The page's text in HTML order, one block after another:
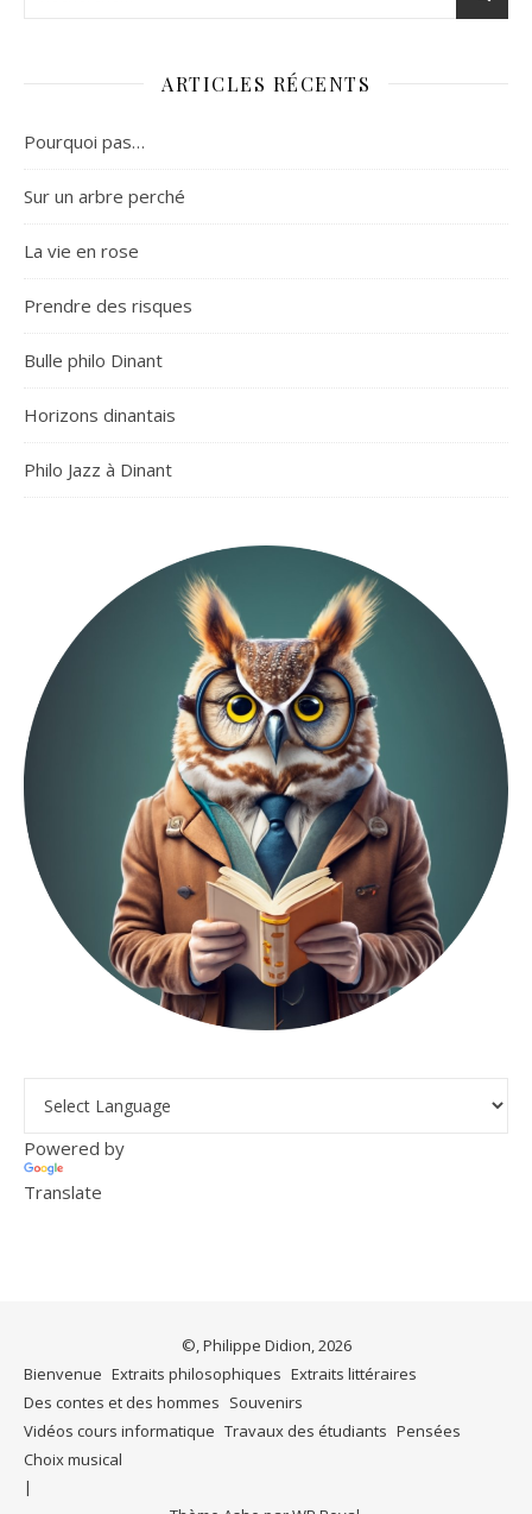
ARTICLES RÉCENTS
Pourquoi pas…
Sur un arbre perché
La vie en rose
Prendre des risques
Bulle philo Dinant
Horizons dinantais
Philo Jazz à Dinant
Powered by
Translate
©, Philippe Didion, 2026
Bienvenue Extraits philosophiques Extraits littéraires
Des contes et des hommes Souvenirs
Vidéos cours informatique Travaux des étudiants Pensées
Choix musical